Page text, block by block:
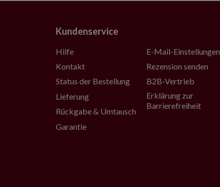
Kundenservice
Hilfe
Kontakt
Status der Bestellung
Lieferung
Rückgabe & Umtausch
Garantie
E-Mail-Einstellungen
Rezension senden
B2B-Vertrieb
Erklärung zur
Barrierefreiheit